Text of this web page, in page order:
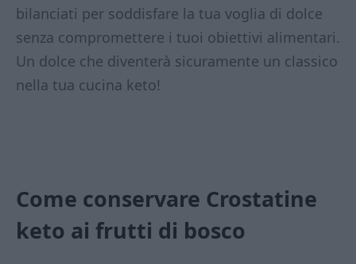
bilanciati per soddisfare la tua voglia di dolce
senza compromettere i tuoi obiettivi alimentari.
Un dolce che diventerà sicuramente un classico
nella tua cucina keto!
Come conservare Crostatine
keto ai frutti di bosco